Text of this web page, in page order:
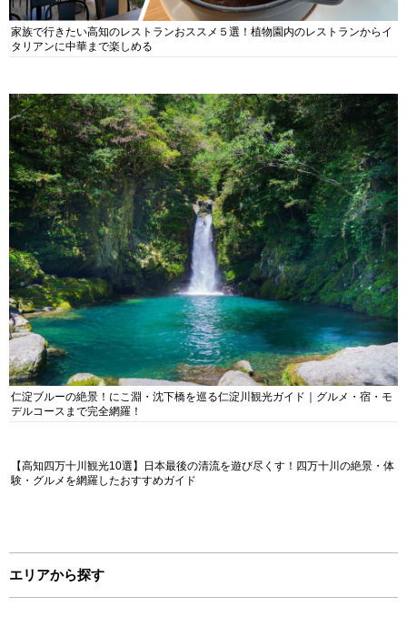
家族で行きたい高知のレストランおススメ５選！植物園内のレストランからイ
タリアンに中華まで楽しめる
仁淀ブルーの絶景！にこ淵・沈下橋を巡る仁淀川観光ガイド｜グルメ・宿・モ
デルコースまで完全網羅！
【高知四万十川観光10選】日本最後の清流を遊び尽くす！四万十川の絶景・体
験・グルメを網羅したおすすめガイド
エリアから探す